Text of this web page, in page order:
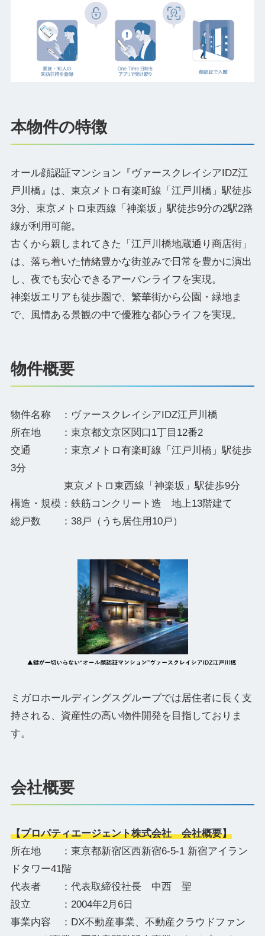
本物件の特徴
オール顔認証マンション『ヴァースクレイシアIDZ江
戸川橋』は、東京メトロ有楽町線「江戸川橋」駅徒歩
3分、東京メトロ東西線「神楽坂」駅徒歩9分の2駅2路
線が利用可能。
古くから親しまれてきた「江戸川橋地蔵通り商店街」
は、落ち着いた情緒豊かな街並みで日常を豊かに演出
し、夜でも安心できるアーバンライフを実現。
神楽坂エリアも徒歩圏で、繁華街から公園・緑地ま
で、風情ある景観の中で優雅な都心ライフを実現。
物件概要
物件名称 ：ヴァースクレイシアIDZ江戸川橋
所在地 ：東京都文京区関口1丁目12番2
交通 ：東京メトロ有楽町線「江戸川橋」駅徒歩
3分
東京メトロ東西線「神楽坂」駅徒歩9分
構造・規模：鉄筋コンクリート造 地上13階建て
総戸数 ：38戸（うち居住用10戸）
ミガロホールディングスグループでは居住者に長く支
持される、資産性の高い物件開発を目指しておりま
す。
会社概要
【プロパティエージェント株式会社 会社概要】
所在地 ：東京都新宿区西新宿6-5-1 新宿アイラン
ドタワー41階
代表者 ：代表取締役社長 中西 聖
設立 ：2004年2月6日
事業内容 ：DX不動産事業、不動産クラウドファン